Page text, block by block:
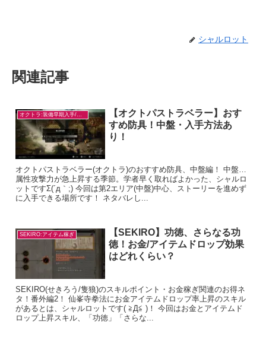
シャルロット
関連記事
オクトラ:装備早期入手/目的別
【オクトパストラベラー】おす
すめ防具！中盤・入手方法あ
り！
オクトパストラベラー(オクトラ)のおすすめ防具、中盤編！ 中盤…
属性攻撃力が急上昇する季節。学者早く取ればよかった、シャルロ
ットですΣ(´д｀;) 今回は第2エリア(中盤)中心、ストーリーを進めず
に入手できる場所です！ ネタバレし...
SEKIRO:アイテム稼ぎ
【SEKIRO】功徳、さらなる功
徳！お金/アイテムドロップ効果
はどれくらい？
SEKIRO(せきろう/隻狼)のスキルポイント・お金稼ぎ関連のお得ネ
タ！番外編2！ 仙峯寺拳法にお金アイテムドロップ率上昇のスキル
があるとは、シャルロットです( ≧Д≦ )！ 今回はお金とアイテムド
ロップ上昇スキル、「功徳」「さらな...